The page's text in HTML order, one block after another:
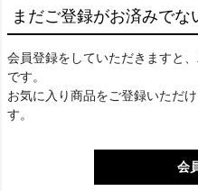
まだご登録がお済みでな
会員登録をしていただきますと
です。
お気に入り商品をご登録いただ
す。
会